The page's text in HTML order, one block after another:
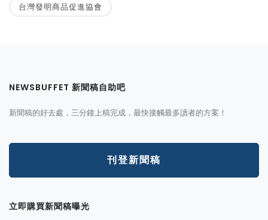
台灣發明商品促進協會
NEWSBUFFET 新聞稿自助吧
新聞稿的好去處，三分鐘上稿完成，最快接觸最多讀者的方案！
刊登新聞稿
立即購買新聞稿曝光